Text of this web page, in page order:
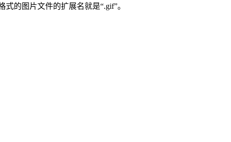
的图片文件的扩展名就是“.gif”。